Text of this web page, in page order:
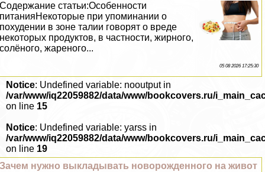
Содержание статьи:Особенности
питанияНекоторые при упоминании о
похудении в зоне талии говорят о вреде
некоторых продуктов, в частности, жирного,
солёного, жареного...
05 08 2026 17:25:30
Notice: Undefined variable: nooutput in
/var/www/iq22059882/data/www/bookcovers.ru/
on line 15
Notice: Undefined variable: yarss in
/var/www/iq22059882/data/www/bookcovers.ru/
on line 19
Зачем нужно выкладывать новорожденного на живот